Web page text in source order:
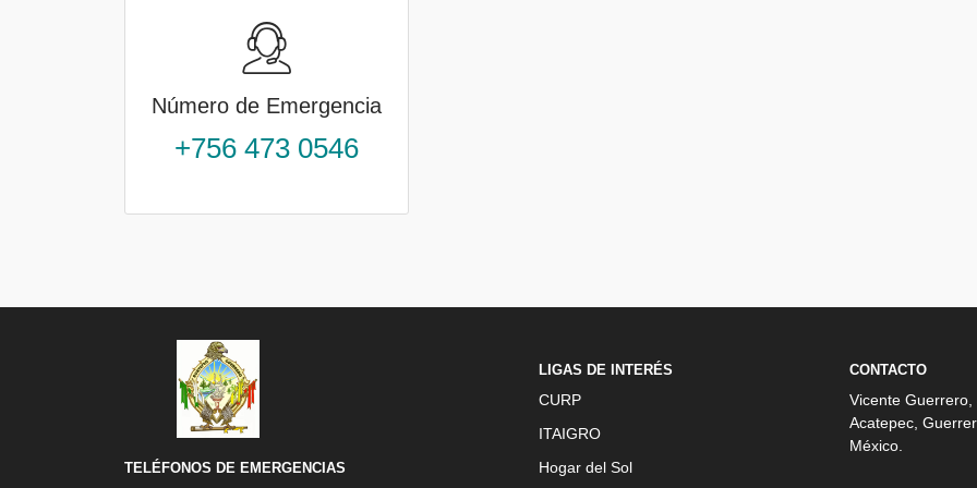
Número de Emergencia
+756 473 0546
TELÉFONOS DE EMERGENCIAS
LIGAS DE INTERÉS
CURP
ITAIGRO
Hogar del Sol
CONTACTO
Vicente Guerrero,
Acatepec,
México.